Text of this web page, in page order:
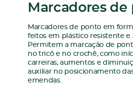
Marcadores de
Marcadores de ponto em
feitos em plástico resistente e
Permitem a marcação de
no tricô e no crochê, como
carreiras, aumentos e
auxiliar no posicionamento
emendas.